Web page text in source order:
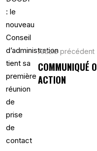
Article précédent
COMMUNIQUÉ
ACTION